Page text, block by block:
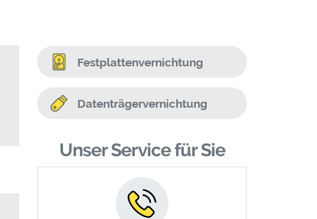
Festplattenvernichtung
Datenträgervernichtung
Unser Service für Sie